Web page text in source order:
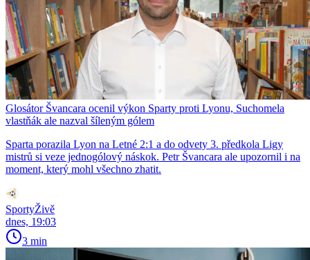
Glosátor Švancara ocenil výkon Sparty proti Lyonu, Suchomela
vlastňák ale nazval šíleným gólem
Sparta porazila Lyon na Letné 2:1 a do odvety 3. předkola Ligy
mistrů si veze jednogólový náskok. Petr Švancara ale upozornil i na
moment, který mohl všechno zhatit.
SportyŽivě
dnes, 19:03
3 min